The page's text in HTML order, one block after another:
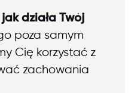
działa Twój
poza samym
Cię korzystać z
zachowania